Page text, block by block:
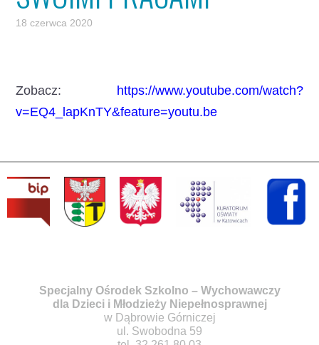
18 czerwca 2020
Zobacz:
https://www.youtube.com/watch?
v=EQ4_lapKnTY&feature=youtu.be
Specjalny Ośrodek Szkolno – Wychowawczy
dla Dzieci i Młodzieży Niepełnosprawnej
w Dąbrowie Górniczej
ul. Swobodna 59